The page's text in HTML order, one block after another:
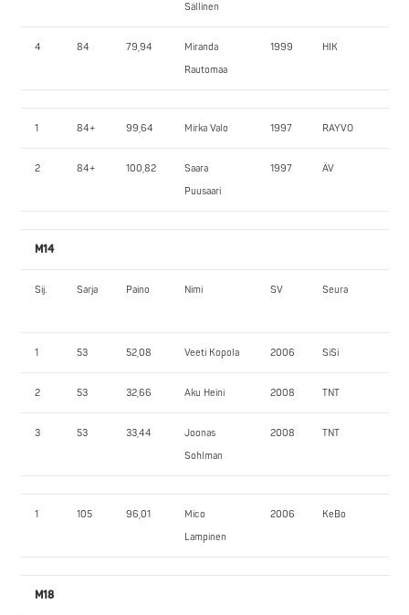
Sällinen
4 84 79,94
Miranda
Rautomaa
1999 HIK
1 84+ 99,64 Mirka Valo 1997 RAYVO
2 84+ 100,82
Saara
Puusaari
1997 ÄV
M14
Sij. Sarja Paino Nimi SV Seura
1 53 52,08 Veeti Kopola 2006 SiSi
2 53 32,66 Aku Heini 2008 TNT
3 53 33,44
Joonas
Sohlman
2008 TNT
1 105 96,01
Mico
Lampinen
2006 KeBo
M18